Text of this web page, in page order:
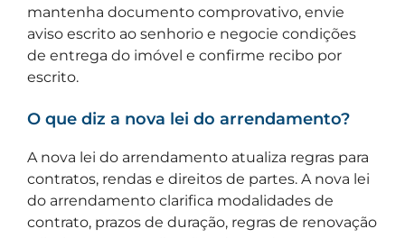
mantenha documento comprovativo, envie
aviso escrito ao senhorio e negocie condições
de entrega do imóvel e confirme recibo por
escrito.
O que diz a nova lei do arrendamento?
A nova lei do arrendamento atualiza regras para
contratos, rendas e direitos de partes. A nova lei
do arrendamento clarifica modalidades de
contrato, prazos de duração, regras de renovação